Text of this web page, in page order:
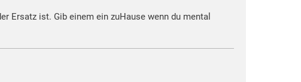
Ersatz ist. Gib einem ein zuHause wenn du mental